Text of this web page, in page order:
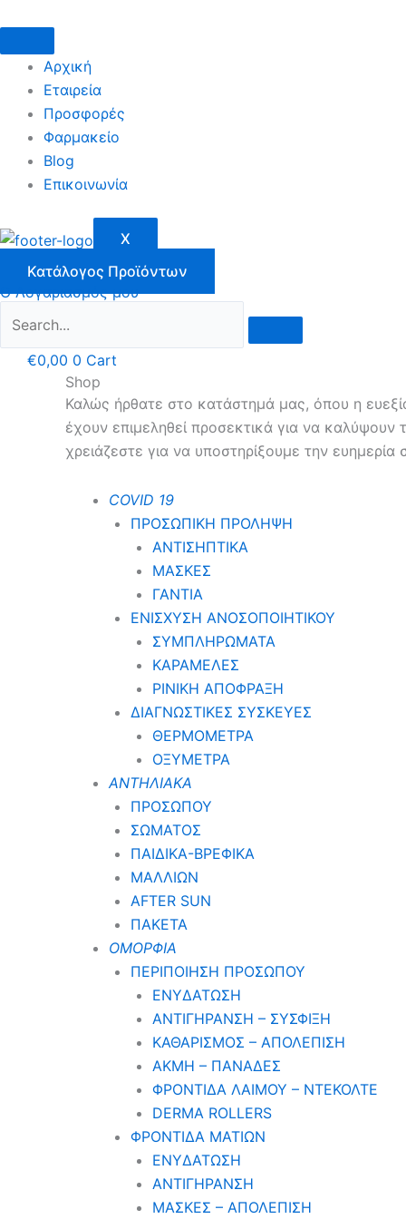
στο
περιεχόμενο
Αρχική
Εταιρεία
Προσφορές
Φαρμακείο
Blog
Επικοινωνία
X
Κατάλογος Προϊόντων
Ο Λογαριασμός μου
€0,00 0 Cart
Shop
Καλώς ήρθατε στο κατάστημά μας, όπου η
έχουν επιμεληθεί προσεκτικά για να
χρειάζεστε για να υποστηρίξουμε την ευημερία
COVID 19
ΠΡΟΣΩΠΙΚΗ ΠΡΟΛΗΨΗ
ΑΝΤΙΣΗΠΤΙΚΑ
ΜΑΣΚΕΣ
ΓΑΝΤΙΑ
ΕΝΙΣΧΥΣΗ ΑΝΟΣΟΠΟΙΗΤΙΚΟΥ
ΣΥΜΠΛΗΡΩΜΑΤΑ
ΚΑΡΑΜΕΛΕΣ
ΡΙΝΙΚΗ ΑΠΟΦΡΑΞΗ
ΔΙΑΓΝΩΣΤΙΚΕΣ ΣΥΣΚΕΥΕΣ
ΘΕΡΜΟΜΕΤΡΑ
ΟΞΥΜΕΤΡΑ
ΑΝΤΗΛΙΑΚΑ
ΠΡΟΣΩΠΟΥ
ΣΩΜΑΤΟΣ
ΠΑΙΔΙΚΑ-ΒΡΕΦΙΚΑ
ΜΑΛΛΙΩΝ
AFTER SUN
ΠΑΚΕΤΑ
ΟΜΟΡΦΙΑ
ΠΕΡΙΠΟΙΗΣΗ ΠΡΟΣΩΠΟΥ
ΕΝΥΔΑΤΩΣΗ
ΑΝΤΙΓΗΡΑΝΣΗ – ΣΥΣΦΙΞΗ
ΚΑΘΑΡΙΣΜΟΣ – ΑΠΟΛΕΠΙΣΗ
ΑΚΜΗ – ΠΑΝΑΔΕΣ
ΦΡΟΝΤΙΔΑ ΛΑΙΜΟΥ – ΝΤΕΚΟΛΤΕ
DERMA ROLLERS
ΦΡΟΝΤΙΔΑ ΜΑΤΙΩΝ
ΕΝΥΔΑΤΩΣΗ
ΑΝΤΙΓΗΡΑΝΣΗ
ΜΑΣΚΕΣ – ΑΠΟΛΕΠΙΣΗ